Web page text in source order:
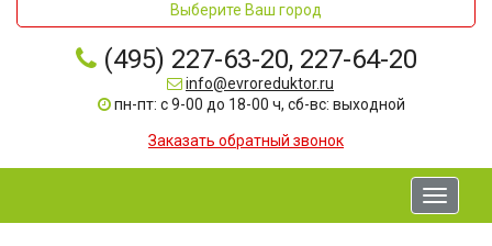
Выберите Ваш город
(495) 227-63-20, 227-64-20
info@evroreduktor.ru
пн-пт: с 9-00 до 18-00 ч, сб-вс: выходной
Заказать обратный звонок
Toggle